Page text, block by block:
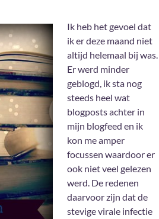
Ik heb het gevoel dat
ik er deze maand niet
altijd helemaal bij was.
Er werd minder
geblogd, ik sta nog
steeds heel wat
blogposts achter in
mijn blogfeed en ik
kon me amper
focussen waardoor er
ook niet veel gelezen
werd. De redenen
daarvoor zijn dat de
stevige virale infectie